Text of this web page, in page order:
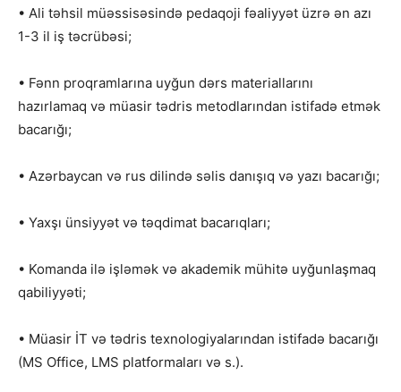
• Ali təhsil müəssisəsində pedaqoji fəaliyyət üzrə ən azı
1-3 il iş təcrübəsi;
• Fənn proqramlarına uyğun dərs materiallarını
hazırlamaq və müasir tədris metodlarından istifadə etmək
bacarığı;
• Azərbaycan və rus dilində səlis danışıq və yazı bacarığı;
• Yaxşı ünsiyyət və təqdimat bacarıqları;
• Komanda ilə işləmək və akademik mühitə uyğunlaşmaq
qabiliyyəti;
• Müasir İT və tədris texnologiyalarından istifadə bacarığı
(MS Office, LMS platformaları və s.).